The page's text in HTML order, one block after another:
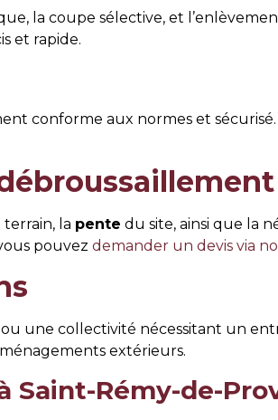
la coupe sélective, et
et rapide.
conforme aux normes et
terrain, la pente du site, ainsi que la
pouvez demander un devis via
une collectivité nécessitant un
extérieurs.
Saint-Rémy-de-